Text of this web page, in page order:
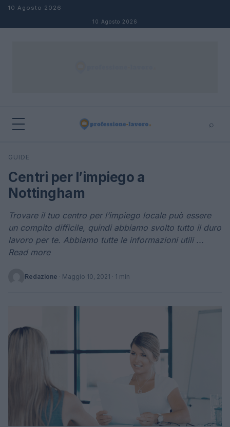
Salta al contenuto
10 Agosto 2026
10 Agosto 2026
⌕
Cerca
GUIDE
Centri per l’impiego a
Nottingham
Trovare il tuo centro per l’impiego locale può essere
un compito difficile, quindi abbiamo svolto tutto il duro
lavoro per te. Abbiamo tutte le informazioni utili ...
Read more
Redazione · Maggio 10, 2021 · 1 min